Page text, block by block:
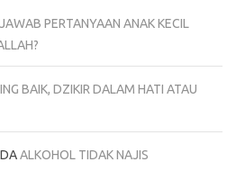
PERTANYAAN ANAK KECIL
BAIK, DZIKIR DALAM HATI ATAU
ALKOHOL TIDAK NAJIS